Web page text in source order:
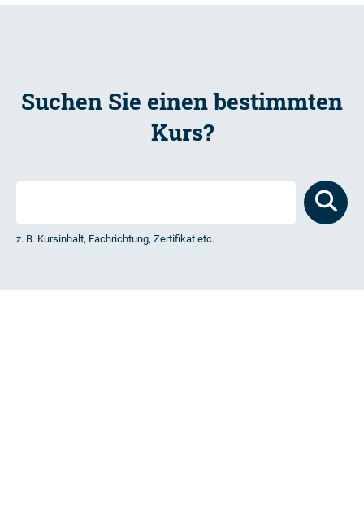
Suchen Sie einen bestimmten
Kurs?
z. B. Kursinhalt, Fachrichtung, Zertifikat etc.